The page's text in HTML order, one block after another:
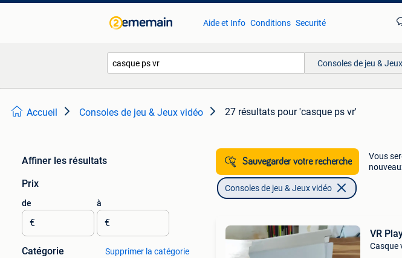
Aide et Info Conditions Securité
Consoles de jeu &
Accueil Consoles de jeu & Jeux vidéo 27 résultats pour 'casque ps vr'
Affiner les résultats
Prix
de
€
à
€
Catégorie Supprimer la catégorie
Sauvegarder votre recherche
Vous
Consoles de jeu & Jeux vidéo
VR
Casque